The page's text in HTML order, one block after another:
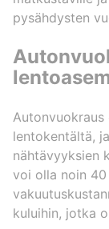
pysähdysten
lentokentältä,
nähtävyyksien
voi olla noin
kuluihin, jotka